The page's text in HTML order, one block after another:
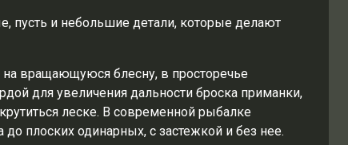
пусть и небольшие детали, которые делают
на вращающуюся блесну, в просторечье
для увеличения дальности броска приманки,
леске. В современной рыбалке
плоских одинарных, с застежкой и без нее.